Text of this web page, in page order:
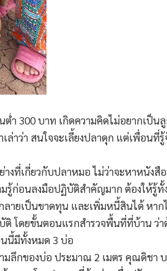
ำ 300 บาท เกิดความคิดไม่อยากเป็
าว่า สนใจจะเลี้ยงปลาดุก แต่เพื่อน
งที่เกี่ยวกับปลาหมอ ไม่ว่าจะหาหนัง
รู้ก่อนลงมือปฏิบัติสำคัญมาก ต้องให้รู้
ายเป็นขาดทุน และเพิ่มหนี้สินได้ หาก
โดยขั้นตอนแรกสำรวจพื้นที่ที่บ้าน ว่
นี้มีทั้งหมด 3 บ่อ
ลึกของบ่อ ประมาณ 2 เมตร คุณดิช